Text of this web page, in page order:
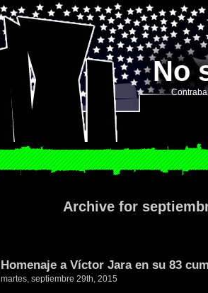
No
Archive for
Homenaje a Víctor Jara en su 83
martes, septiembre 29th, 2015